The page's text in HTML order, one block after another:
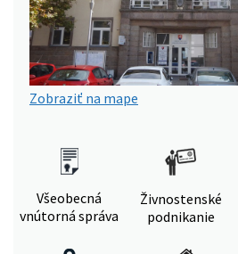
Zobraziť na mape
Všeobecná
vnútorná správa
Živnostenské
podnikanie